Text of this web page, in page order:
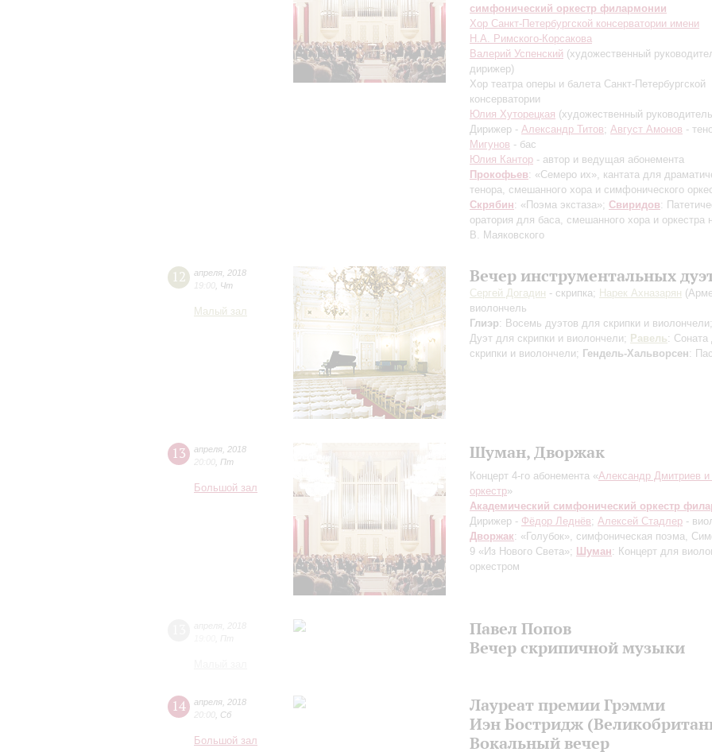
симфонический оркестр филармонии
Хор Санкт-Петербургской консерватории имени
Н.А. Римского-Корсакова
Валерий Успенский (художественный
дирижер)
Хор театра оперы и балета Санкт-Петербургской
консерватории
Юлия Хуторецкая (художественный
Дирижер - Александр Титов; Август Амонов -
Мигунов - бас
Юлия Кантор - автор и ведущая абонемента
Прокофьев: «Семеро их», кантата для
тенора, смешанного хора и симфонического
Скрябин: «Поэма экстаза»; Свиридов:
оратория для баса, смешанного хора и оркестра
В. Маяковского
12 апреля 2018
19:00 Чт
Малый зал
Вечер инструментальных
Сергей Догадин - скрипка; Нарек Ахназарян
виолончель
Глиэр: Восемь дуэтов для скрипки и виолончели;
Дуэт для скрипки и виолончели; Равель: Соната
скрипки и виолончели; Гендель-Хальворсен:
13 апреля 2018
20:00 Пт
Большой зал
Шуман, Дворжак
Концерт 4-го абонемента «Александр Дмитриев и
оркестр»
Академический симфонический оркестр
Дирижер - Фёдор Леднёв; Алексей Стадлер -
Дворжак: «Голубок», симфоническая поэма,
9 «Из Нового Света»; Шуман: Концерт для
оркестром
Павел Попов
Вечер скрипичной музыки
14 апреля 2018
20:00 Сб
Большой зал
Лауреат премии Грэмми
Иэн Бостридж
Вокальный вечер